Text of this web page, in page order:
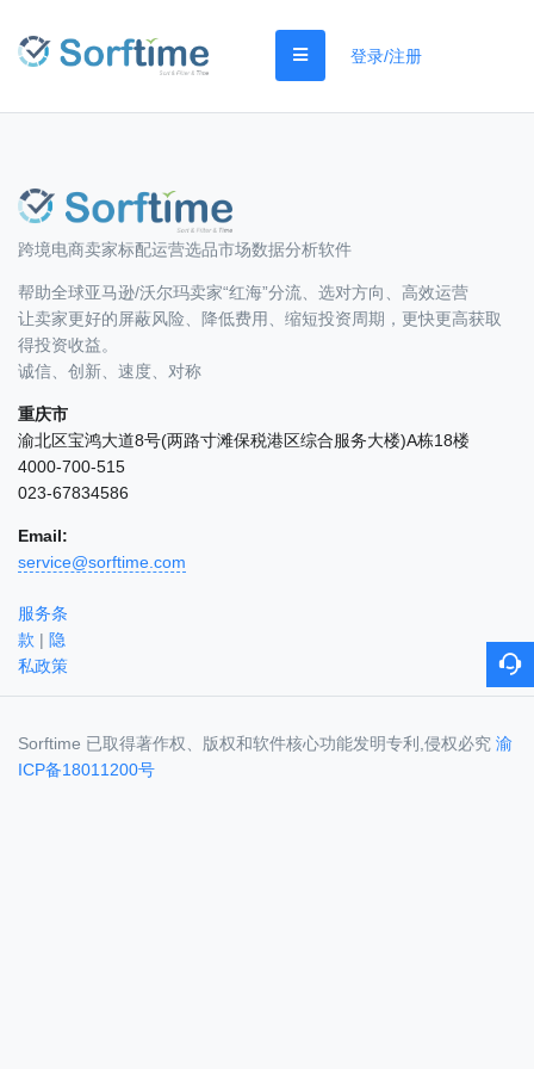
登录/注册
跨境电商卖家标配运营选品市场数据分析软件
帮助全球亚马逊/沃尔玛卖家“红海”分流、选对方向、高效运营
让卖家更好的屏蔽风险、降低费用、缩短投资周期，更快更高获取
得投资收益。
诚信、创新、速度、对称
重庆市
渝北区宝鸿大道8号(两路寸滩保税港区综合服务大楼)A栋18楼
4000-700-515
023-67834586
Email:
service@sorftime.com
服务条
款 | 隐
私政策
Sorftime 已取得著作权、版权和软件核心功能发明专利,侵权必究 渝
ICP备18011200号